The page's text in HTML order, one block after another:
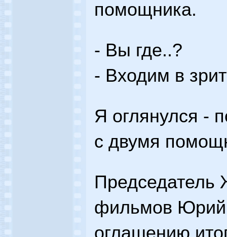
помощника.
- Вы где..?
- Входим в
Я оглянулся -
с двумя
Председатель
фильмов Юрий
оглашению